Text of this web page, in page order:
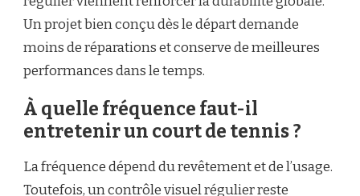
Un projet bien conçu dès le départ demande
moins de réparations et conserve de meilleures
performances dans le temps.
À quelle fréquence faut-il
entretenir un court de tennis ?
La fréquence dépend du revêtement et de l’usage.
Toutefois, un contrôle visuel régulier reste